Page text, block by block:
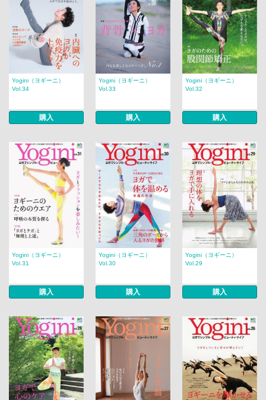
Yogini（ヨギーニ）
Vol.34
購入
Yogini（ヨギーニ）
Vol.33
購入
Yogini（ヨギーニ）
Vol.32
購入
Yogini（ヨギーニ）
Vol.31
購入
Yogini（ヨギーニ）
Vol.30
購入
Yogini（ヨギーニ）
Vol.29
購入